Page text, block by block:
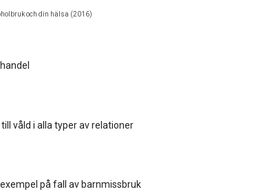
och din hälsa (2016)
våld i alla typer av relationer
på fall av barnmissbruk